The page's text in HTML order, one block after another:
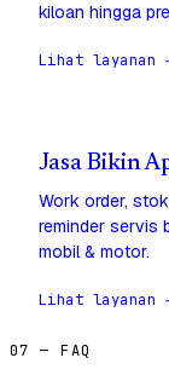
kiloan hingga
Lihat layanan
Jasa Bikin
Work order,
reminder servis
mobil & motor.
Lihat layanan
07 — FAQ